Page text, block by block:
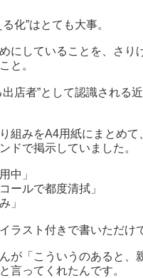
化”はとても大事。
にしていることを、さり
と。
店者”として認識される
組みをA4用紙にまとめて
ドで掲示していました。
中」
ールで都度清拭」
」
ラスト付きで書いただけ
が「こういうのあると、
言ってくれたんです。